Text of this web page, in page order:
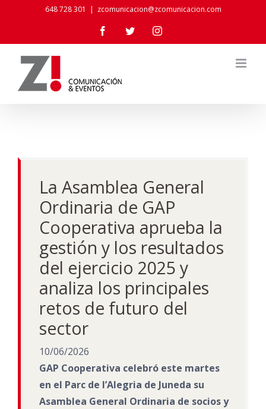
content
648 728 301 | zcomunicacion@zcomunicacion.com
FacebookTwitterInstagram
La Asamblea General
Ordinaria de GAP
Cooperativa aprueba la
gestión y los resultados
del ejercicio 2025 y
analiza los principales
retos de futuro del
sector
10/06/2026
GAP Cooperativa celebró este martes
en el Parc de l’Alegria de Juneda su
Asamblea General Ordinaria de socios y